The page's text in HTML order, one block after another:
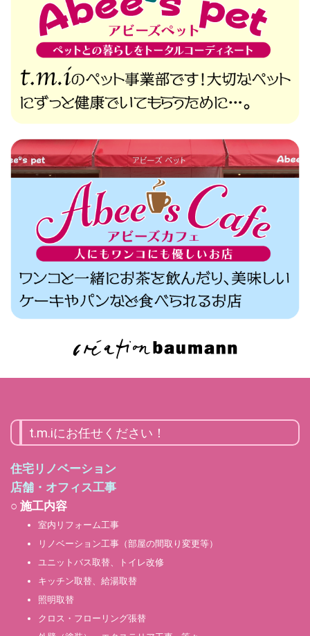
t.m.iにお任せください！
住宅リノベーション
店舗・オフィス工事
○ 施工内容
室内リフォーム工事
リノベーション工事（部屋の間取り変更等）
ユニットバス取替、トイレ改修
キッチン取替、給湯取替
照明取替
クロス・フローリング張替